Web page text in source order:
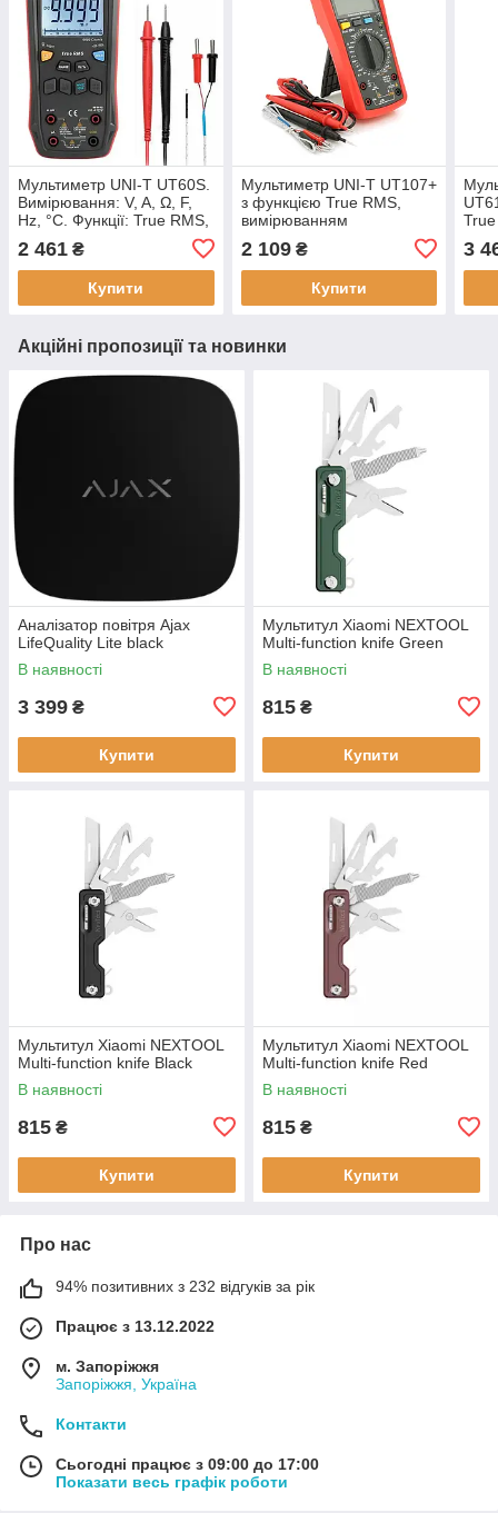
Мультиметр UNI-T UT60S.
Вимірювання: V, A, Ω, F,
Hz, °C. Функції: True RMS,
продзвонювання, тест
діодів.
2 461 ₴
Купити
Мультиметр UNI-T UT107+
з функцією True RMS,
вимірюванням
температури та частоти
2 109₴
Купити
3
Акційні пропозиції та новинки
Аналізатор повітря Ajax
LifeQuality Lite black
В наявності
3 399 ₴
Купити
Мультитул Xiaomi NEXTOOL
Multi-function knife Green
В наявності
815 ₴
Купити
Мультитул Xiaomi NEXTOOL
Multi-function knife Black
В наявності
815 ₴
Купити
Мультитул Xiaomi NEXTOOL
Multi-function knife Red
В наявності
815 ₴
Купити
Про нас
94% позитивних з 232 відгуків за рік
Працює з 13.12.2022
м. Запоріжжя
Запоріжжя, Україна
Контакти
Сьогодні працює з 09:00 до 17:00
Показати весь графік роботи